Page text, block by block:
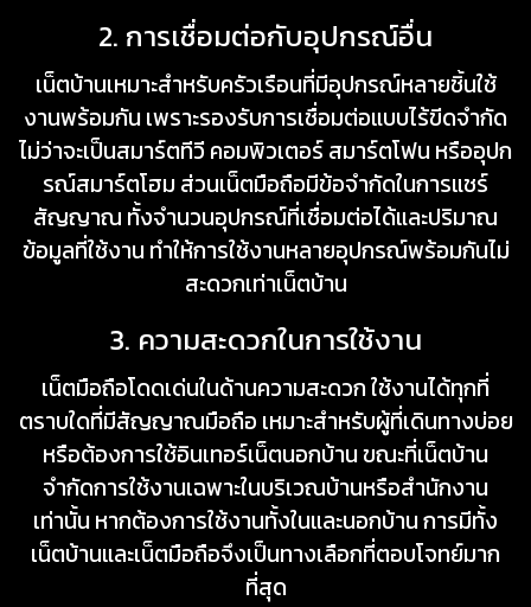
2. การเชื่อมต่อกับอุปกรณ์อื่น
เน็ตบ้านเหมาะสำหรับครัวเรือนที่มีอุปกรณ์หลายชิ้นใช้
งานพร้อมกัน เพราะรองรับการเชื่อมต่อแบบไร้ขีดจำกัด
ไม่ว่าจะเป็นสมาร์ตทีวี คอมพิวเตอร์ สมาร์ตโฟน หรืออุปก
รณ์สมาร์ตโฮม ส่วนเน็ตมือถือมีข้อจำกัดในการแชร์
สัญญาณ ทั้งจำนวนอุปกรณ์ที่เชื่อมต่อได้และปริมาณ
ข้อมูลที่ใช้งาน ทำให้การใช้งานหลายอุปกรณ์พร้อมกันไม่
สะดวกเท่าเน็ตบ้าน
3. ความสะดวกในการใช้งาน
เน็ตมือถือโดดเด่นในด้านความสะดวก ใช้งานได้ทุกที่
ตราบใดที่มีสัญญาณมือถือ เหมาะสำหรับผู้ที่เดินทางบ่อย
หรือต้องการใช้อินเทอร์เน็ตนอกบ้าน ขณะที่เน็ตบ้าน
จำกัดการใช้งานเฉพาะในบริเวณบ้านหรือสำนักงาน
เท่านั้น หากต้องการใช้งานทั้งในและนอกบ้าน การมีทั้ง
เน็ตบ้านและเน็ตมือถือจึงเป็นทางเลือกที่ตอบโจทย์มาก
ที่สุด